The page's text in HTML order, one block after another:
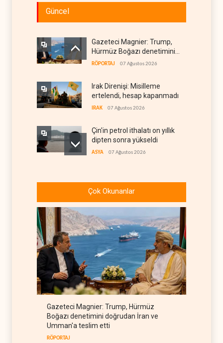
Güncel
Gazeteci Magnier: Trump,
Hürmüz Boğazı denetimini
doğrudan İran ve Umman'a
RÖPORTAJ 07 Ağustos 2026
Irak Direnişi: Misilleme
ertelendi, hesap kapanmadı
IRAK 07 Ağustos 2026
Çin'in petrol ithalatı on yıllık
dipten sonra yükseldi
ASYA 07 Ağustos 2026
sonra petrol üretimini rekor
düzeye çıkardı
The Telegraph: Hürmüz
anlaşması, İran’ın savaşı
kazandığını gösteriyor
BATI YARIM KÜRE 07 Ağustos 2026
Yemen’den dengeleri
değiştirecek yeni askeri
denklem
YEMEN 07 Ağustos 2026
İsrail güçleri Lübnan
ordusunu hedef aldı
Çok Okunanlar
Gazeteci Magnier: Trump, Hürmüz
Boğazı denetimini doğrudan İran ve
Umman'a teslim etti
RÖPORTAJ